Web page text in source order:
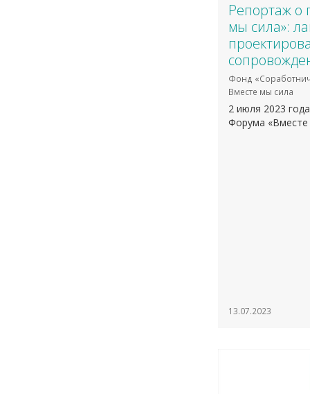
​Репортаж о
мы сила»:
Фонд
Вместе мы сила
2 июля 2023
Форума «Вместе
13.07.2023